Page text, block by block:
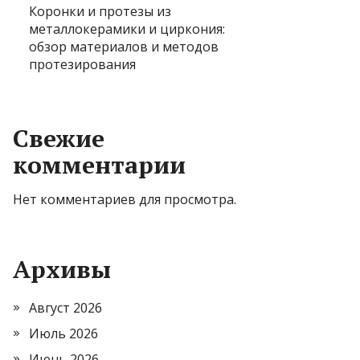
Коронки и протезы из
металлокерамики и циркония:
обзор материалов и методов
протезирования
Свежие
комментарии
Нет комментариев для просмотра.
Архивы
Август 2026
Июль 2026